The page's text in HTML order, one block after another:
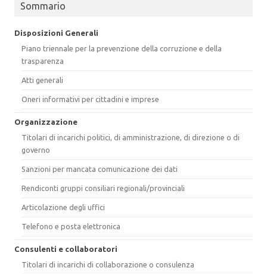
Sommario
Disposizioni Generali
Piano triennale per la prevenzione della corruzione e della
trasparenza
Atti generali
Oneri informativi per cittadini e imprese
Organizzazione
Titolari di incarichi politici, di amministrazione, di direzione o di
governo
Sanzioni per mancata comunicazione dei dati
Rendiconti gruppi consiliari regionali/provinciali
Articolazione degli uffici
Telefono e posta elettronica
Consulenti e collaboratori
Titolari di incarichi di collaborazione o consulenza